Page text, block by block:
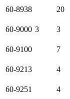
60-8938
20
60-9000 3 3
60-9100
7
60-9213
4
60-9251
4